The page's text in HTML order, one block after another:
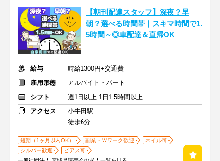
【朝刊配達スタッフ】深夜？早
朝？選べる時間帯｜スキマ時間で1.
5時間～◎車配達＆直帰OK
給与
時給1300円+交通費
雇用形態
アルバイト・パート
シフト
週1日以上 1日1.5時間以上
アクセス
小牛田駅
徒歩6分
短期（1ヶ月以内OK） 副業・Ｗワーク歓迎
ネイル可
シルバー歓迎
ピアス可